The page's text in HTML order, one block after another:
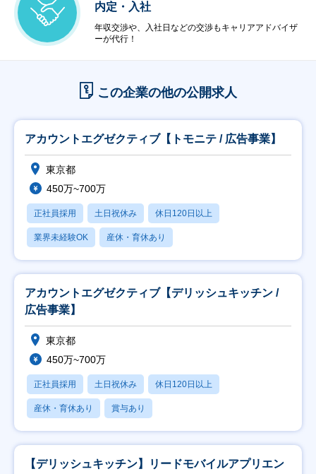
内定・入社
年収交渉や、入社日などの交渉もキャリアアドバイザ
ーが代行！
この企業の他の公開求人
アカウントエグゼクティブ【トモニテ / 広告事業】
東京都
450万~700万
正社員採用 土日祝休み 休日120日以上
業界未経験OK 産休・育休あり
アカウントエグゼクティブ【デリッシュキッチン /
広告事業】
東京都
450万~700万
正社員採用 土日祝休み 休日120日以上
産休・育休あり 賞与あり
【デリッシュキッチン】リードモバイルアプリエン